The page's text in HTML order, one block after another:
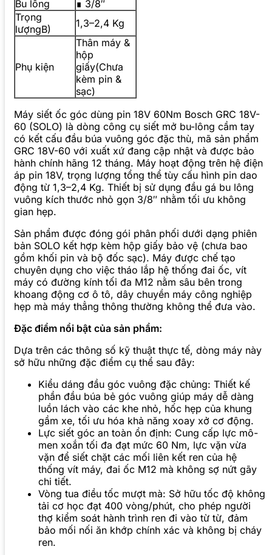
Bu lông
∎ 3/8″
Trọng
lượngB)
1,3–2,4 Kg
Phụ kiện
Thân máy &
hộp
giấy(Chưa
kèm pin &
sạc)
Máy siết ốc góc dùng pin 18V 60Nm Bosch GRC 18V-
60 (SOLO) là dòng công cụ siết mở bu-lông cầm tay
có kết cấu đầu búa vuông góc đặc thù, mã sản phẩm
GRC 18V-60 với xuất xứ đang cập nhật và được bảo
hành chính hãng 12 tháng. Máy hoạt động trên hệ điện
áp pin 18V, trọng lượng tổng thể tùy cấu hình pin dao
động từ 1,3–2,4 Kg. Thiết bị sử dụng đầu gá bu lông
vuông kích thước nhỏ gọn 3/8″ nhằm tối ưu không
gian hẹp.
Sản phẩm được đóng gói phân phối dưới dạng phiên
bản SOLO kết hợp kèm hộp giấy bảo vệ (chưa bao
gồm khối pin và bộ đốc sạc). Máy được chế tạo
chuyên dụng cho việc tháo lắp hệ thống đai ốc, vít
máy có đường kính tối đa M12 nằm sâu bên trong
khoang động cơ ô tô, dây chuyền máy công nghiệp
hẹp mà máy thẳng thông thường không thể đưa vào.
Đặc điểm nổi bật của sản phẩm:
Dựa trên các thông số kỹ thuật thực tế, dòng máy này
sở hữu những đặc điểm cụ thể sau đây:
Kiểu dáng đầu góc vuông đặc chủng: Thiết kế
phần đầu búa bẻ góc vuông giúp máy dễ dàng
luồn lách vào các khe nhỏ, hốc hẹp của khung
gầm xe, tối ưu hóa khả năng xoay xở cơ động.
Lực siết góc an toàn ổn định: Cung cấp lực mô-
men xoắn tối đa đạt mức 60 Nm, lực vặn vừa
vặn để siết chặt các mối liên kết ren của hệ
thống vít máy, đai ốc M12 mà không sợ nứt gãy
chi tiết.
Vòng tua điều tốc mượt mà: Sở hữu tốc độ không
tải cơ học đạt 400 vòng/phút, cho phép người
thợ kiểm soát hành trình ren đi vào từ từ, đảm
bảo mối nối ăn khớp chính xác và không bị cháy
ren.